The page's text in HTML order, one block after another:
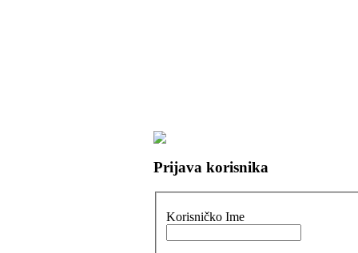
Prijava korisnika
Korisničko Ime